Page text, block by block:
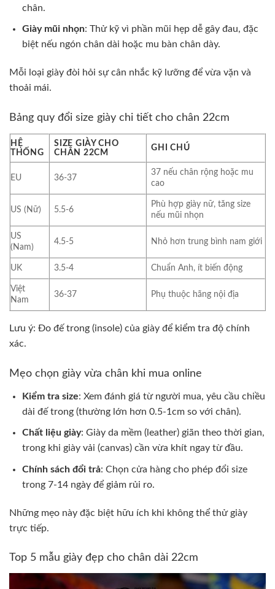
chân.
Giày mũi nhọn: Thử kỹ vì phần mũi hẹp dễ gây đau, đặc
biệt nếu ngón chân dài hoặc mu bàn chân dày.
Mỗi loại giày đòi hỏi sự cân nhắc kỹ lưỡng để vừa vặn và
thoải mái.
Bảng quy đổi size giày chi tiết cho chân 22cm
HỆ
THỐNG
SIZE GIÀY CHO
CHÂN 22CM
GHI CHÚ
EU 36-37
37 nếu chân rộng hoặc mu
cao
US (Nữ) 5.5-6
Phù hợp giày nữ, tăng size
nếu mũi nhọn
US
(Nam)
4.5-5 Nhỏ hơn trung bình nam giới
UK 3.5-4 Chuẩn Anh, ít biến động
Việt
Nam
36-37 Phụ thuộc hãng nội địa
Lưu ý: Đo đế trong (insole) của giày để kiểm tra độ chính
xác.
Mẹo chọn giày vừa chân khi mua online
Kiểm tra size: Xem đánh giá từ người mua, yêu cầu chiều
dài đế trong (thường lớn hơn 0.5-1cm so với chân).
Chất liệu giày: Giày da mềm (leather) giãn theo thời gian,
trong khi giày vải (canvas) cần vừa khít ngay từ đầu.
Chính sách đổi trả: Chọn cửa hàng cho phép đổi size
trong 7-14 ngày để giảm rủi ro.
Những mẹo này đặc biệt hữu ích khi không thể thử giày
trực tiếp.
Top 5 mẫu giày đẹp cho chân dài 22cm